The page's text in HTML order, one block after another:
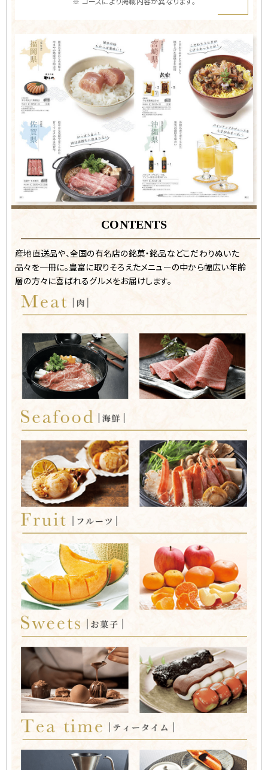
CONTENTS
産地直送品や、全国の有名店の銘菓・銘品などこだわりぬいた
品々を一冊に。豊富に取りそろえたメニューの中から幅広い年齢
層の方々に喜ばれるグルメをお届けします。